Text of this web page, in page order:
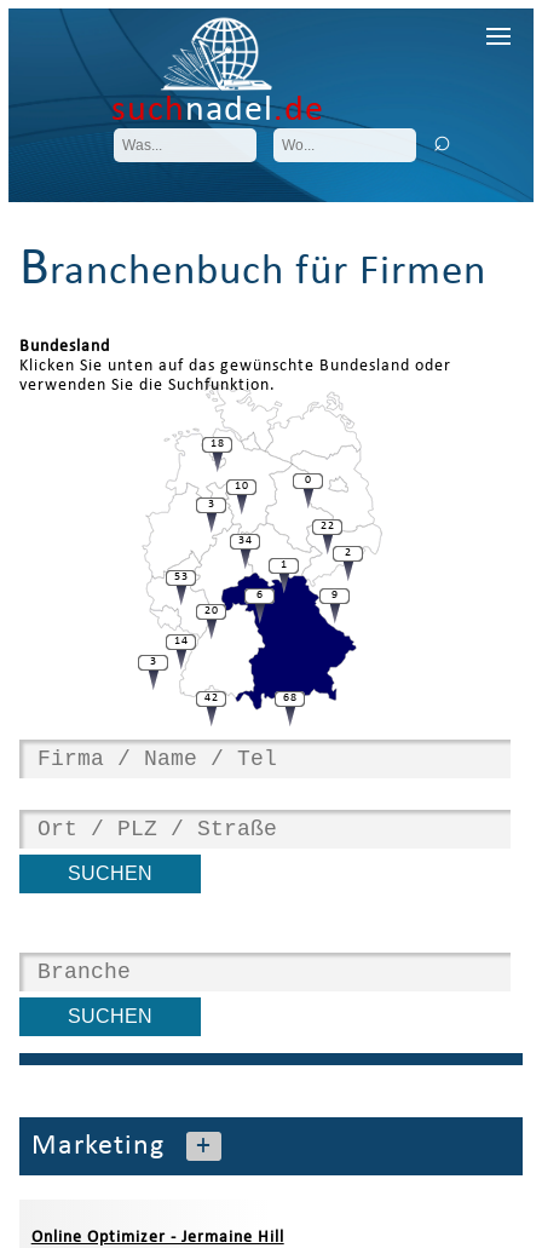
suchnadel.de
Branchenbuch für Firmen
Bundesland
Klicken Sie unten auf das gewünschte Bundesland oder
verwenden Sie die Suchfunktion.
9
2
53
22
1
0
10
18
3
34
3
20
14
42
6
68
Marketing +
Online Optimizer - Jermaine Hill